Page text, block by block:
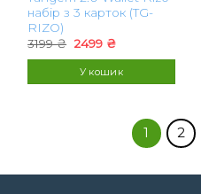
набір з 3 карток (TG-
RIZO)
3199₴ Оригінальна
3199 ₴.
2499 ₴Поточна
У кошик
1 2